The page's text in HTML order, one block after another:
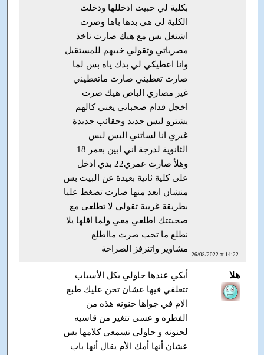
26/08/2022 at 14:22
بكلية لي حبيت ادخللها ودخلت
الكلية لي هي بدها باها وصرت
اشتغل بس مع هيك صارت تاخذ
مصرياتي وتقولي خبيهم للمستقبل
وانا اعطيكي لي بدك ياه بس لما
صارت تعطيني صارت ماتعطيني
غير مصاري الباص هيك صرت
اخجل قدام صحباتي يعني كالهم
يشترو لبس جديد وحقائب جديدة
غيري انا لساتني البس لبس
الثانوية لدرجة اني ابين بعمر 18
وهلأ صارت عمري22 بدي ادخل
على كلية ثانية بعيدة عن البيت بس
منشان ابعد منها صارت تضغط عليا
بطريقة غريبة تقولي لا تطلعي مع
صحبتتك اطلعي معي ولما اقلها يلا
نطلع ما تحب صرت مااطلع
مشاوير واتنرفز الصراحة
هلا
أبكي عندها حاولي بكل الأسباب
تتعلقي فيها عشان تحن عليك طبع
الام في جواها حنونه هذه من
الفطره و عسی تتغير من قاسيه
لحنونه و حاولي تسمعي كلامها بس
عشان أنها أمك الأم يقال أنها باب